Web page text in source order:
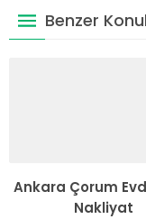
Benzer
Ankara Çorum
Nakliyat